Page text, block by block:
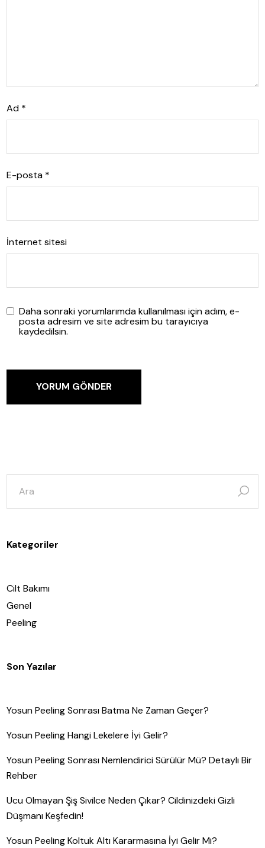
Ad *
E-posta *
İnternet sitesi
Daha sonraki yorumlarımda kullanılması için adım, e-
posta adresim ve site adresim bu tarayıcıya
kaydedilsin.
YORUM GÖNDER
şunun
ara:
Kategoriler
Cilt Bakımı
Genel
Peeling
Son Yazılar
Yosun Peeling Sonrası Batma Ne Zaman Geçer?
Yosun Peeling Hangi Lekelere İyi Gelir?
Yosun Peeling Sonrası Nemlendirici Sürülür Mü? Detaylı Bir
Rehber
Ucu Olmayan Şiş Sivilce Neden Çıkar? Cildinizdeki Gizli
Düşmanı Keşfedin!
Yosun Peeling Koltuk Altı Kararmasına İyi Gelir Mi?